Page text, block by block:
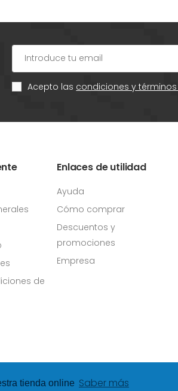
tienda online Saber más
Acepto las condiciones y
de
Enlaces de utilidad
Ayuda
Cómo comprar
Descuentos y
promociones
Empresa